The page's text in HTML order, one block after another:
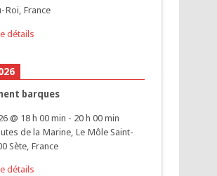
Roi, France
détails
barques
@ 18 h 00 min - 20 h 00 min
de la Marine, Le Môle Saint-
Sète, France
détails